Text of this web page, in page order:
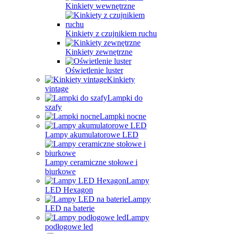
Kinkiety wewnętrzne
Kinkiety z czujnikiem ruchu
Kinkiety zewnętrzne
Oświetlenie luster
Kinkiety
vintage
Lampki do
szafy
Lampki nocne
Lampy akumulatorowe LED
Lampy ceramiczne stołowe i
biurkowe
Lampy
LED Hexagon
Lampy
LED na baterie
Lampy
podłogowe led